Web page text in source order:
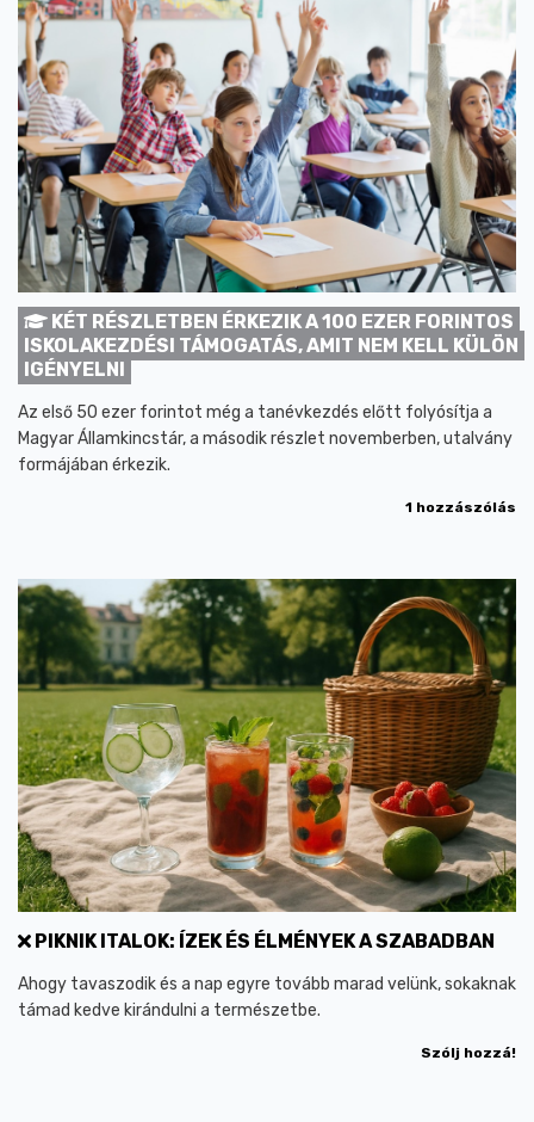
KÉT RÉSZLETBEN ÉRKEZIK A 100 EZER FORINTOS
ISKOLAKEZDÉSI TÁMOGATÁS, AMIT NEM KELL KÜLÖN
IGÉNYELNI
Az első 50 ezer forintot még a tanévkezdés előtt folyósítja a
Magyar Államkincstár, a második részlet novemberben, utalvány
formájában érkezik.
1 hozzászólás
PIKNIK ITALOK: ÍZEK ÉS ÉLMÉNYEK A SZABADBAN
Ahogy tavaszodik és a nap egyre tovább marad velünk, sokaknak
támad kedve kirándulni a természetbe.
Szólj hozzá!